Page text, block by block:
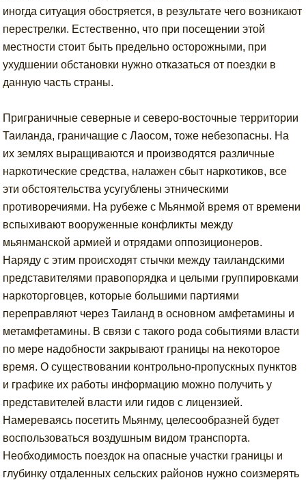
иногда ситуация обостряется, в результате чего возникают
перестрелки. Естественно, что при посещении этой
местности стоит быть предельно осторожными, при
ухудшении обстановки нужно отказаться от поездки в
данную часть страны.
Приграничные северные и северо-восточные территории
Таиланда, граничащие с Лаосом, тоже небезопасны. На
их землях выращиваются и производятся различные
наркотические средства, налажен сбыт наркотиков, все
эти обстоятельства усугублены этническими
противоречиями. На рубеже с Мьянмой время от времени
вспыхивают вооруженные конфликты между
мьянманской армией и отрядами оппозиционеров.
Наряду с этим происходят стычки между таиландскими
представителями правопорядка и целыми группировками
наркоторговцев, которые большими партиями
переправляют через Таиланд в основном амфетамины и
метамфетамины. В связи с такого рода событиями власти
по мере надобности закрывают границы на некоторое
время. О существовании контрольно-пропускных пунктов
и графике их работы информацию можно получить у
представителей власти или гидов с лицензией.
Намереваясь посетить Мьянму, целесообразней будет
воспользоваться воздушным видом транспорта.
Необходимость поездок на опасные участки границы и
глубинку отдаленных сельских районов нужно соизмерять